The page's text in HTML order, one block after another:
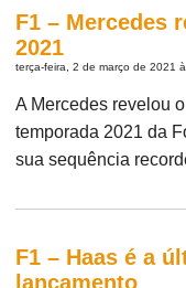
F1 – Mercedes
2021
terça-feira, 2 de março de 2021
A Mercedes revelou
temporada 2021 da
sua sequência
F1 – Haas é a
lançamento